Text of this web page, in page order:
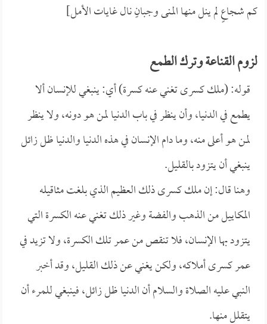
كم شجاعٍ لم ينل منها المنى وجبانٍ نال غايات الأمل]
لزوم القناعة وترك الطمع
قوله: (ملك كسرى تغني عنه كسرة) أي: ينبغي للإنسان ألا
يطمع في الدنيا، وأن ينظر في باب الدنيا لمن هو دونه، ولا ينظر
لمن هو أعلى منه، وما دام الإنسان في هذه الدنيا والدنيا ظل زائل
ينبغي أن يتزود بالقليل.
وهنا قال: إن ملك كسرى ذلك العظيم الذي بلغت مثاقيله
المكاييل من الذهب والفضة وغير ذلك تغني عنه الكسرة التي
يتزود بها الإنسان، فلا تنقص من عمر تلك الكسرة، ولا تزيد في
عمر كسرى أملاكه، ولكن يغني عن ذلك القليل، وقد أخبر
النبي عليه الصلاة والسلام أن الدنيا ظل زائل، فينبغي للمرء أن
يتقلل منها.